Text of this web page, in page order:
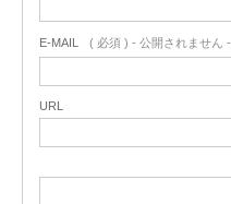
E-MAIL ( 必須 ) - 公開されません -
URL